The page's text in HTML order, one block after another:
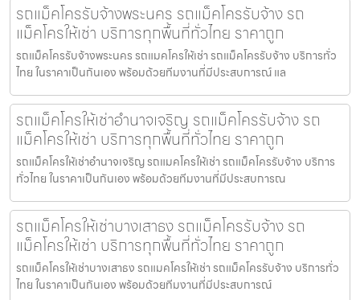
รถแม็คโครรับจ้างพระนคร รถแม็คโครรับจ้าง รถ
แม็คโครให้เช่า บริการทุกพื้นที่ทั่วไทย ราคาถูก
รถแม็คโครรับจ้างพระนคร รถแมคโครให้เช่า รถแม็คโครรับจ้าง บริการทั่ว
ไทย ในราคาเป็นกันเอง พร้อมด้วยทีมงานที่มีประสบการณ์ แล
รถแม็คโครให้เช่าอำนาจเจริญ รถแม็คโครรับจ้าง รถ
แม็คโครให้เช่า บริการทุกพื้นที่ทั่วไทย ราคาถูก
รถแม็คโครให้เช่าอำนาจเจริญ รถแมคโครให้เช่า รถแม็คโครรับจ้าง บริการ
ทั่วไทย ในราคาเป็นกันเอง พร้อมด้วยทีมงานที่มีประสบการณ
รถแม็คโครให้เช่าบางเสาธง รถแม็คโครรับจ้าง รถ
แม็คโครให้เช่า บริการทุกพื้นที่ทั่วไทย ราคาถูก
รถแม็คโครให้เช่าบางเสาธง รถแมคโครให้เช่า รถแม็คโครรับจ้าง บริการทั่ว
ไทย ในราคาเป็นกันเอง พร้อมด้วยทีมงานที่มีประสบการณ์